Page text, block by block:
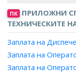
ПК ПРИЛОЖНИ
ТЕХНИЧЕСКИТЕ
Заплата на
Заплата на
Заплата на